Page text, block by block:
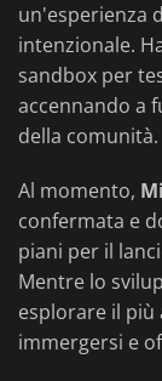
un'esperienza
intenzionale.
sandbox per
accennando a
della comunità.
Al momento,
confermata e
piani per il
Mentre lo
esplorare il più
immergersi e